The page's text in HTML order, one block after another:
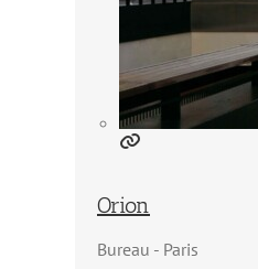
Orion
Bureau
Paris